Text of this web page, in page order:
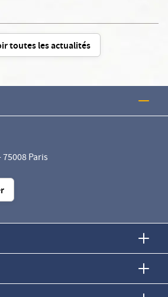
toutes les actualités
Paris